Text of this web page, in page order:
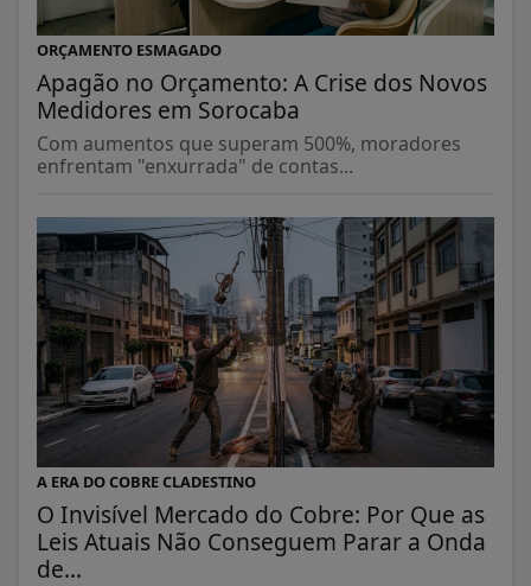
ORÇAMENTO ESMAGADO
Apagão no Orçamento: A Crise dos Novos
Medidores em Sorocaba
Com aumentos que superam 500%, moradores
enfrentam "enxurrada" de contas...
A ERA DO COBRE CLADESTINO
O Invisível Mercado do Cobre: Por Que as
Leis Atuais Não Conseguem Parar a Onda
de...